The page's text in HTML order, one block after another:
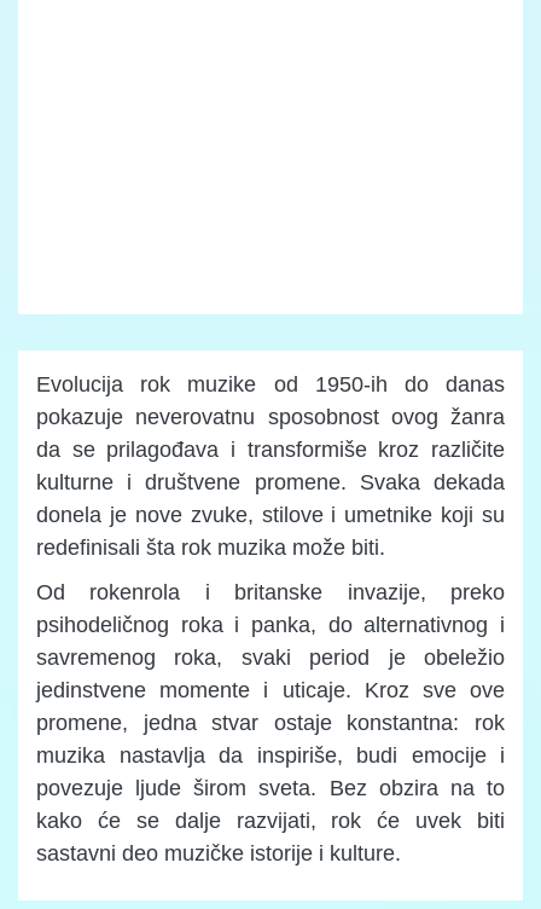
Evolucija rok muzike od 1950-ih do danas
pokazuje neverovatnu sposobnost ovog žanra
da se prilagođava i transformiše kroz različite
kulturne i društvene promene. Svaka dekada
donela je nove zvuke, stilove i umetnike koji su
redefinisali šta rok muzika može biti.
Od rokenrola i britanske invazije, preko
psihodeličnog roka i panka, do alternativnog i
savremenog roka, svaki period je obeležio
jedinstvene momente i uticaje. Kroz sve ove
promene, jedna stvar ostaje konstantna: rok
muzika nastavlja da inspiriše, budi emocije i
povezuje ljude širom sveta. Bez obzira na to
kako će se dalje razvijati, rok će uvek biti
sastavni deo muzičke istorije i kulture.